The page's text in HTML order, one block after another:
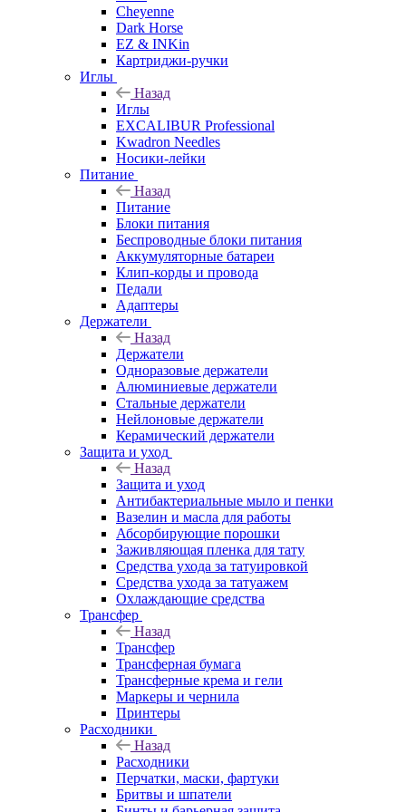
Cheyenne
Dark Horse
EZ & INKin
Картриджи-ручки
Иглы
Назад
Иглы
EXCALIBUR Professional
Kwadron Needles
Носики-лейки
Питание
Назад
Питание
Блоки питания
Беспроводные блоки питания
Аккумуляторные батареи
Клип-корды и провода
Педали
Адаптеры
Держатели
Назад
Держатели
Одноразовые держатели
Алюминиевые держатели
Стальные держатели
Нейлоновые держатели
Керамический держатели
Защита и уход
Назад
Защита и уход
Антибактериальные мыло и пенки
Вазелин и масла для работы
Абсорбирующие порошки
Заживляющая пленка для тату
Средства ухода за татуировкой
Средства ухода за татуажем
Охлаждающие средства
Трансфер
Назад
Трансфер
Трансферная бумага
Трансферные крема и гели
Маркеры и чернила
Принтеры
Расходники
Назад
Расходники
Перчатки, маски, фартуки
Бритвы и шпатели